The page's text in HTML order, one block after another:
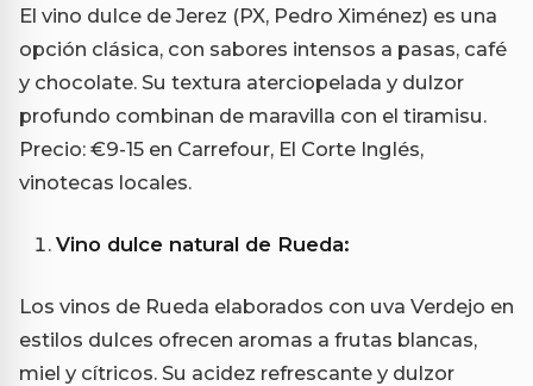
El vino dulce de Jerez (PX, Pedro Ximénez) es una
opción clásica, con sabores intensos a pasas, café
y chocolate. Su textura aterciopelada y dulzor
profundo combinan de maravilla con el tiramisu.
Precio: €9-15 en Carrefour, El Corte Inglés,
vinotecas locales.
Vino dulce natural de Rueda:
Los vinos de Rueda elaborados con uva Verdejo en
estilos dulces ofrecen aromas a frutas blancas,
miel y cítricos. Su acidez refrescante y dulzor